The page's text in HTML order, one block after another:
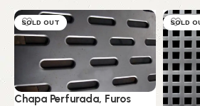
SOLD OUT
Chapa Perfurada, Furos
SOLD